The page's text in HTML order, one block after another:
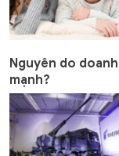
Nguyên do
mạnh?